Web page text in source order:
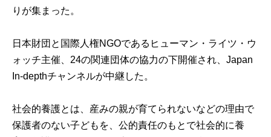
りが集まった。
日本財団と国際人権NGOであるヒューマン・ライツ・ウ
ォッチ主催、24の関連団体の協力の下開催され、Japan
In-depthチャンネルが中継した。
社会的養護とは、産みの親が育てられないなどの理由で
保護者のない子どもを、公的責任のもとで社会的に養